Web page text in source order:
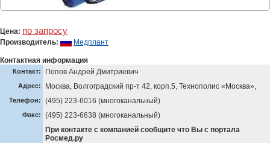
Цена: по запросу
Производитель: Медплант
Контактная информация
Контакт: Попов Андрей Дмитриевич
Адрес: Москва, Волгоградский пр-т 42, корп.5, Технополис «Москва»,
Телефон: (495) 223-6016 (многоканальный)
Факс:
(495) 223-6638 (многоканальный)
При контакте с компанией сообщите что Вы с портала
Росмед.ру